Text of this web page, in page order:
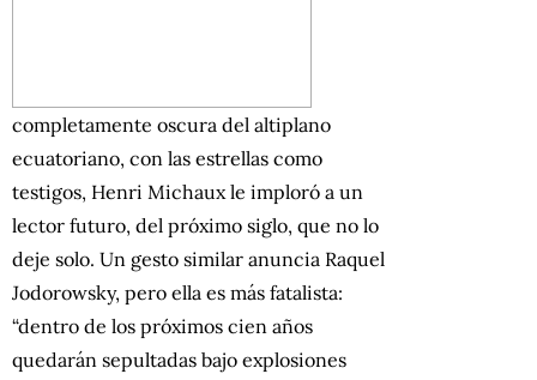
completamente oscura del altiplano
ecuatoriano, con las estrellas como
testigos, Henri Michaux le imploró a un
lector futuro, del próximo siglo, que no lo
deje solo. Un gesto similar anuncia Raquel
Jodorowsky, pero ella es más fatalista:
“dentro de los próximos cien años
quedarán sepultadas bajo explosiones